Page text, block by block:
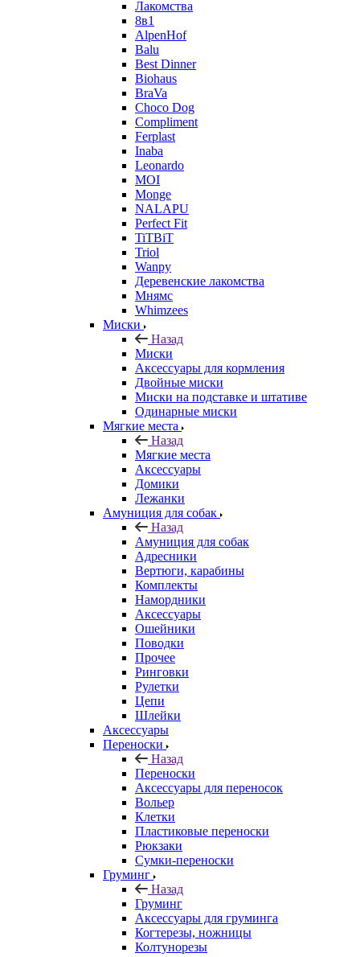
Лакомства
8в1
AlpenHof
Balu
Best Dinner
Biohaus
BraVa
Choco Dog
Compliment
Ferplast
Inaba
Leonardo
MOI
Monge
NALAPU
Perfect Fit
TiTBiT
Triol
Wanpy
Деревенские лакомства
Мнямс
Whimzees
Миски
Назад
Миски
Аксессуары для кормления
Двойные миски
Миски на подставке и штативе
Одинарные миски
Мягкие места
Назад
Мягкие места
Аксессуары
Домики
Лежанки
Амуниция для собак
Назад
Амуниция для собак
Адресники
Вертюги, карабины
Комплекты
Намордники
Аксессуары
Ошейники
Поводки
Прочее
Ринговки
Рулетки
Цепи
Шлейки
Аксессуары
Переноски
Назад
Переноски
Аксессуары для переносок
Вольер
Клетки
Пластиковые переноски
Рюкзаки
Сумки-переноски
Груминг
Назад
Груминг
Аксессуары для груминга
Когтерезы, ножницы
Колтунорезы